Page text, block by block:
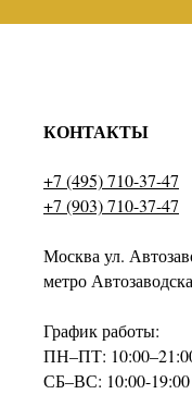
КОНТАКТЫ
+7 (495) 710-37-47
+7 (903) 710-37-47
Москва ул.
метро
График работы:
ПН–ПТ:
СБ–ВС: 10:00-19:00